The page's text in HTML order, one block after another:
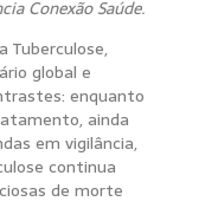
Conexão Saúde.
Tuberculose,
global e
enquanto
ainda
em vigilância,
continua
de morte